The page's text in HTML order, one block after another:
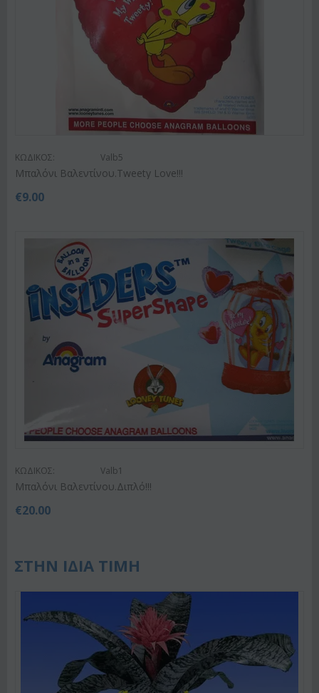
ΚΩΔΙΚΟΣ: Valb5
Μπαλόνι Βαλεντίνου.Tweety Love!!!
€9.00
ΚΩΔΙΚΟΣ: Valb1
Μπαλόνι Βαλεντίνου.Διπλό!!!
€20.00
ΣΤΗΝ ΙΔΙΑ ΤΙΜΗ